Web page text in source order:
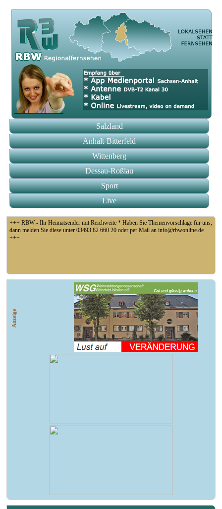
Salzland
Anhalt-Bitterfeld
Wittenberg
Dessau-Roßlau
Sport
Live
+++ RBW - Ihr Heimatsender mit Reichweite * Haben Sie Themenvorschläge für uns,
dann melden Sie diese unter 03493 82 660 20 oder per Mail an info@rbwonline.de
+++
+++ Fußball Oberliga Süd 1. Spieltag: SG Union Sandersdorf - VfB 1921 Krieschow,
Anzeige